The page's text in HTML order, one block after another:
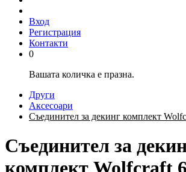
Вход
Регистрация
Контакти
0
Вашата количка е празна.
Други
Аксесоари
Съединител за декинг комплект
Съединител за